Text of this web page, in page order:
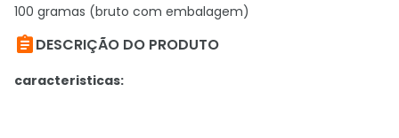
100 gramas (bruto com embalagem)
DESCRIÇÃO DO PRODUTO
caracteristicas: